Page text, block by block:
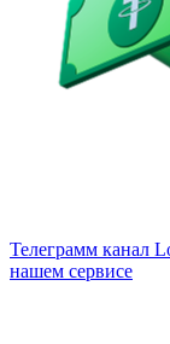
Телеграмм канал
нашем сервисе